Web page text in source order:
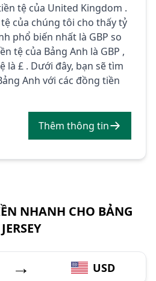
tệ của United Kingdom .
của chúng tôi cho thấy tỷ
phổ biến nhất là GBP so
tệ của Bảng Anh là GBP ,
là £ . Dưới đây, bạn sẽ tìm
Anh với các đồng tiền
Thêm thông tin
NHANH CHO BẢNG
JERSEY
→ USD